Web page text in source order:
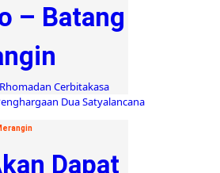
– Batang
Cerbitakasa
Dapat